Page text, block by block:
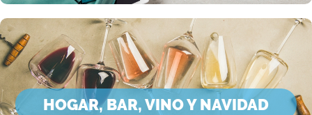
HOGAR, BAR, VINO Y NAVIDAD